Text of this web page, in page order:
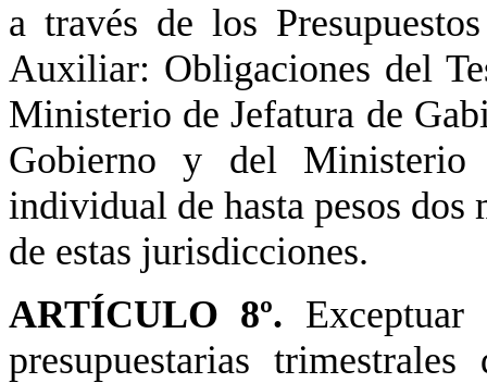
a través de los
Auxiliar: Obligaciones del
Ministerio de Jefatura de
Gobierno y del Ministerio
individual de hasta pesos dos
de estas jurisdicciones.
ARTÍCULO 8º. Exceptuar
presupuestarias